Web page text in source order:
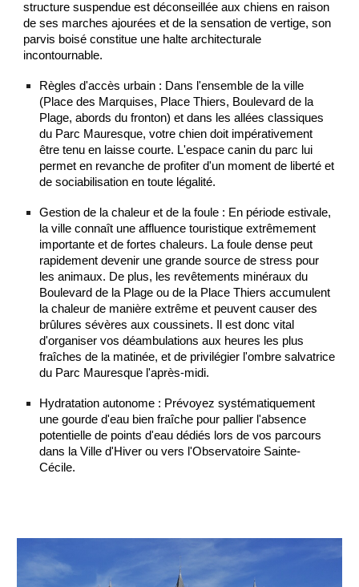
structure suspendue est déconseillée aux chiens en raison
de ses marches ajourées et de la sensation de vertige, son
parvis boisé constitue une halte architecturale
incontournable.
Règles d'accès urbain : Dans l'ensemble de la ville
(Place des Marquises, Place Thiers, Boulevard de la
Plage, abords du fronton) et dans les allées classiques
du Parc Mauresque, votre chien doit impérativement
être tenu en laisse courte. L'espace canin du parc lui
permet en revanche de profiter d'un moment de liberté et
de sociabilisation en toute légalité.
Gestion de la chaleur et de la foule : En période estivale,
la ville connaît une affluence touristique extrêmement
importante et de fortes chaleurs. La foule dense peut
rapidement devenir une grande source de stress pour
les animaux. De plus, les revêtements minéraux du
Boulevard de la Plage ou de la Place Thiers accumulent
la chaleur de manière extrême et peuvent causer des
brûlures sévères aux coussinets. Il est donc vital
d'organiser vos déambulations aux heures les plus
fraîches de la matinée, et de privilégier l'ombre salvatrice
du Parc Mauresque l'après-midi.
Hydratation autonome : Prévoyez systématiquement
une gourde d'eau bien fraîche pour pallier l'absence
potentielle de points d'eau dédiés lors de vos parcours
dans la Ville d'Hiver ou vers l'Observatoire Sainte-
Cécile.